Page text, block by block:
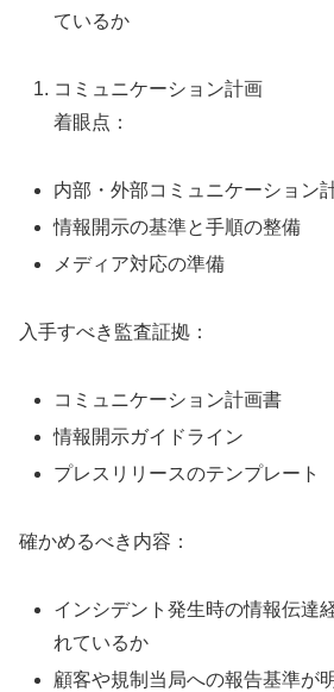
ているか
コミュニケーション計画
着眼点：
内部・外部コミュニケーション
情報開示の基準と手順の整備
メディア対応の準備
入手すべき監査証拠：
コミュニケーション計画書
情報開示ガイドライン
プレスリリースのテンプレート
確かめるべき内容：
インシデント発生時の情報伝達
れているか
顧客や規制当局への報告基準が